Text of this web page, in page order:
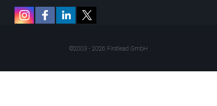
©2003 - 2026 Firstlead GmbH